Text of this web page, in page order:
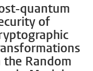
quantum
of
the Random